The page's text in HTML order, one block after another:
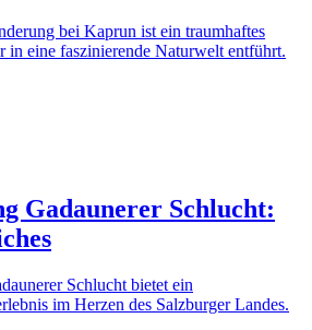
bei Kaprun ist ein traumhaftes
in eine faszinierende Naturwelt entführt.
Gadaunerer Schlucht:
Schlucht bietet ein
im Herzen des Salzburger Landes.